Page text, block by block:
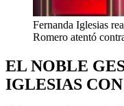
Fernanda Iglesias
Romero atentó
EL NOBLE
IGLESIAS